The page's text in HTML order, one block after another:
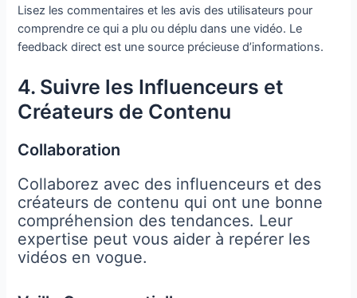
Lisez les commentaires et les avis des utilisateurs pour
comprendre ce qui a plu ou déplu dans une vidéo. Le
feedback direct est une source précieuse d’informations.
4. Suivre les Influenceurs et
Créateurs de Contenu
Collaboration
Collaborez avec des influenceurs et des
créateurs de contenu qui ont une bonne
compréhension des tendances. Leur
expertise peut vous aider à repérer les
vidéos en vogue.